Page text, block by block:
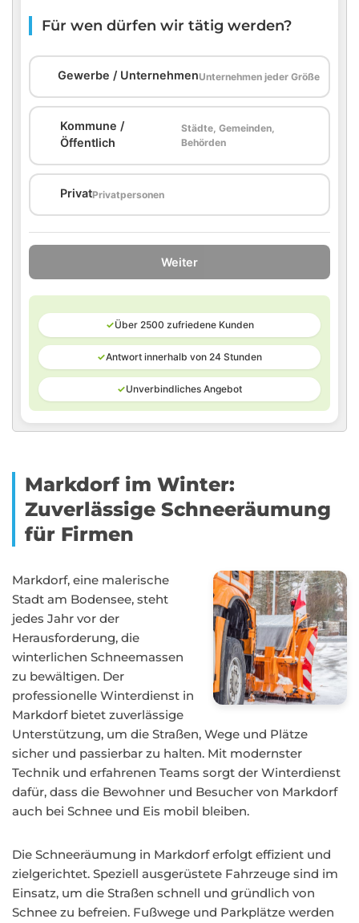
Für wen dürfen wir tätig werden?
Gewerbe / UnternehmenUnternehmen jeder Größe
Kommune /
Öffentlich
Städte, Gemeinden,
Behörden
PrivatPrivatpersonen
Weiter
✓Über 2500 zufriedene Kunden
✓Antwort innerhalb von 24 Stunden
✓Unverbindliches Angebot
Markdorf im Winter:
Zuverlässige Schneeräumung
für Firmen
Markdorf, eine malerische
Stadt am Bodensee, steht
jedes Jahr vor der
Herausforderung, die
winterlichen Schneemassen
zu bewältigen. Der
professionelle Winterdienst in
Markdorf bietet zuverlässige
Unterstützung, um die Straßen, Wege und Plätze
sicher und passierbar zu halten. Mit modernster
Technik und erfahrenen Teams sorgt der Winterdienst
dafür, dass die Bewohner und Besucher von Markdorf
auch bei Schnee und Eis mobil bleiben.
Die Schneeräumung in Markdorf erfolgt effizient und
zielgerichtet. Speziell ausgerüstete Fahrzeuge sind im
Einsatz, um die Straßen schnell und gründlich von
Schnee zu befreien. Fußwege und Parkplätze werden